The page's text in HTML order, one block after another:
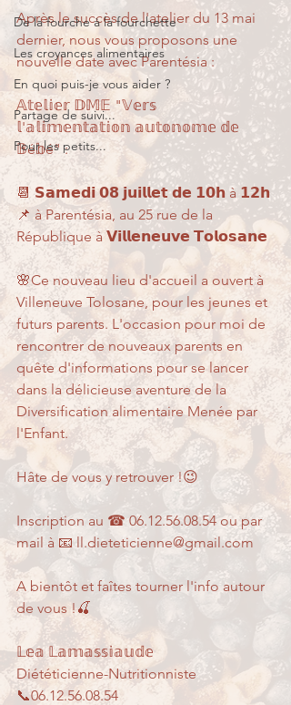
De la fourche à la fourchette
Les croyances alimentaires
En quoi puis-je vous aider ?
Partage de suivi...
Pour les petits...
Après le succès de l'atelier du 13 mai
dernier, nous vous proposons une
nouvelle date avec Parentésia :
𝔸𝕥𝕖𝕝𝕚𝕖𝕣 𝔻𝕄𝔼 "𝕍𝕖𝕣𝕤
𝕝'𝕒𝕝𝕚𝕞𝕖𝕟𝕥𝕒𝕥𝕚𝕠𝕟 𝕒𝕦𝕥𝕠𝕟𝕠𝕞𝕖 𝕕𝕖
𝔹é𝕓é" :
📆 𝗦𝗮𝗺𝗲𝗱𝗶 𝟬𝟴 𝗷𝘂𝗶𝗹𝗹𝗲𝘁 𝗱𝗲 𝟭𝟬𝗵 à 𝟭𝟮𝗵
📌 à Parentésia, au 25 rue de la
République à 𝗩𝗶𝗹𝗹𝗲𝗻𝗲𝘂𝘃𝗲 𝗧𝗼𝗹𝗼𝘀𝗮𝗻𝗲
🌸Ce nouveau lieu d'accueil a ouvert à
Villeneuve Tolosane, pour les jeunes et
futurs parents. L'occasion pour moi de
rencontrer de nouveaux parents en
quête d'informations pour se lancer
dans la délicieuse aventure de la
Diversification alimentaire Menée par
l'Enfant.
Hâte de vous y retrouver !😉
Inscription au ☎ 06.12.56.08.54 ou par
mail à 📧 ll.dieteticienne@gmail.com
A bientôt et faîtes tourner l'info autour
de vous !🍒
𝕃𝕖𝕒 𝕃𝕒𝕞𝕒𝕤𝕤𝕚𝕒𝕦𝕕𝕖
Diététicienne-Nutritionniste
📞06.12.56.08.54